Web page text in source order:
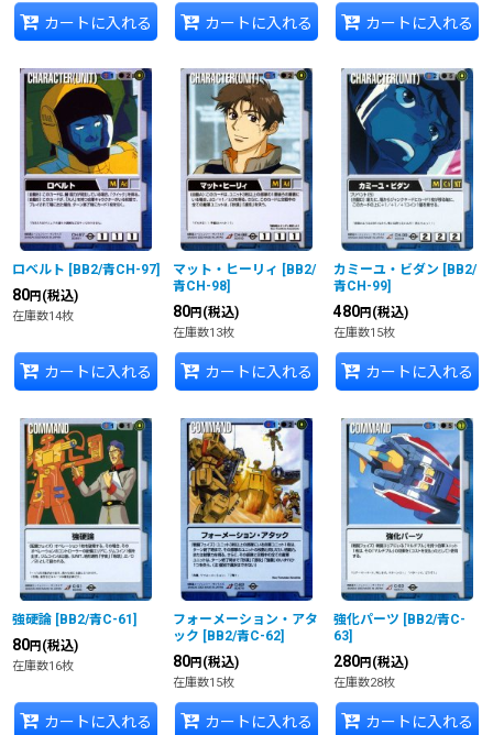
カートに入れる カートに入れる カートに入れる
ロベルト [BB2/青CH-97]
80円 (税込)
在庫数14枚
カートに入れる
マット・ヒーリィ [BB2/
青CH-98]
80円 (税込)
在庫数13枚
カートに入れる
カミーユ・ビダン [BB2/
青CH-99]
480円 (税込)
在庫数15枚
カートに入れる
強硬論 [BB2/青C-61]
80円 (税込)
在庫数16枚
カートに入れる
フォーメーション・アタ
ック [BB2/青C-62]
80円 (税込)
在庫数15枚
カートに入れる
強化パーツ [BB2/青C-
63]
280円 (税込)
在庫数28枚
カートに入れる